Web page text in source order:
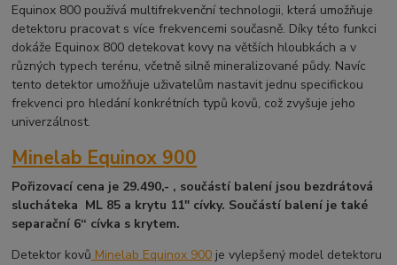
Equinox 800 používá multifrekvenční technologii, která umožňuje
detektoru pracovat s více frekvencemi současně. Díky této funkci
dokáže Equinox 800 detekovat kovy na větších hloubkách a v
různých typech terénu, včetně silně mineralizované půdy. Navíc
tento detektor umožňuje uživatelům nastavit jednu specifickou
frekvenci pro hledání konkrétních typů kovů, což zvyšuje jeho
univerzálnost.
Minelab Equinox 900
Pořizovací cena je 29.490,- , součástí balení jsou bezdrátová
slucháteka ML 85 a krytu 11" cívky. Součástí balení je také
separační 6“ cívka s krytem.
Detektor kovů Minelab Equinox 900 je vylepšený model detektoru